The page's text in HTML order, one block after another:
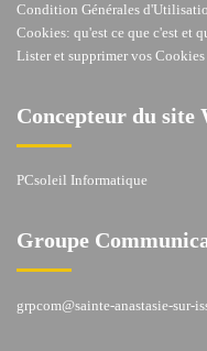
Condition Générales
Cookies: qu'est ce que c'est et
Lister et supprimer vos Cookies
Concepteur du site
PCsoleil Informatique
Groupe
grpcom@sainte-anastasie-sur-